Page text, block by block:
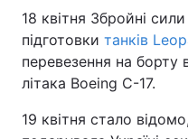
18 квітня Збройні
підготовки танків
перевезення на борту
літака Boeing C-17.
19 квітня стало